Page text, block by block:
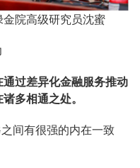
院高级研究员沈蜜
通过差异化金融服务推动
多相通之处。
间有很强的内在一致